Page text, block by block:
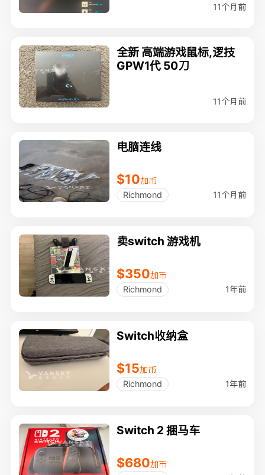
11个月前
全新 高端游戏鼠标,逻技
GPW1代 50刀
11个月前
电脑连线
$10加币
Richmond
11个月前
卖switch 游戏机
$350加币
Richmond
1年前
Switch收纳盒
$15加币
Richmond
1年前
Switch 2 捆马车
$680加币